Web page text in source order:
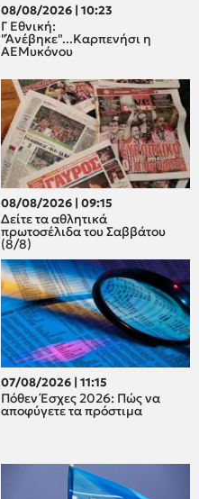
08/08/2026 | 10:23
Γ Εθνική:
"Άνέβηκε"...Καρπενήσι η
ΑΕΜυκόνου
08/08/2026 | 09:15
Δείτε τα αθλητικά
πρωτοσέλιδα του Σαββάτου
(8/8)
07/08/2026 | 11:15
Πόθεν Έσχες 2026: Πώς να
αποφύγετε τα πρόστιμα